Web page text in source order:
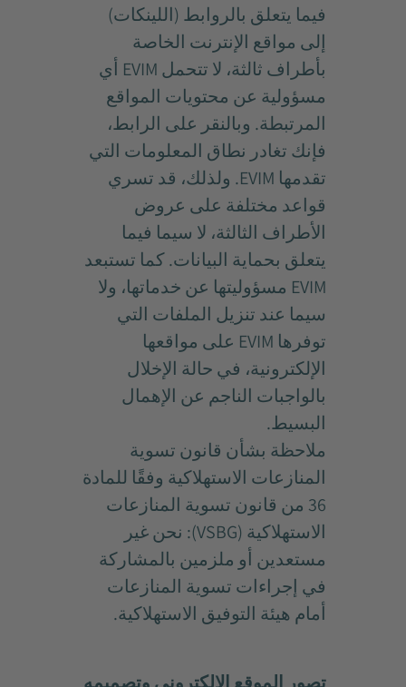
فيما يتعلق بالروابط (اللينكات)
إلى مواقع الإنترنت الخاصة
بأطراف ثالثة، لا تتحمل EVIM أي
مسؤولية عن محتويات المواقع
المرتبطة. وبالنقر على الرابط،
فإنك تغادر نطاق المعلومات التي
تقدمها EVIM. ولذلك، قد تسري
قواعد مختلفة على عروض
الأطراف الثالثة، لا سيما فيما
يتعلق بحماية البيانات. كما تستبعد
EVIM مسؤوليتها عن خدماتها، ولا
سيما عند تنزيل الملفات التي
توفرها EVIM على مواقعها
الإلكترونية، في حالة الإخلال
بالواجبات الناجم عن الإهمال
البسيط.
ملاحظة بشأن قانون تسوية
المنازعات الاستهلاكية وفقًا للمادة
36 من قانون تسوية المنازعات
الاستهلاكية (VSBG): نحن غير
مستعدين أو ملزمين بالمشاركة
في إجراءات تسوية المنازعات
أمام هيئة التوفيق الاستهلاكية.